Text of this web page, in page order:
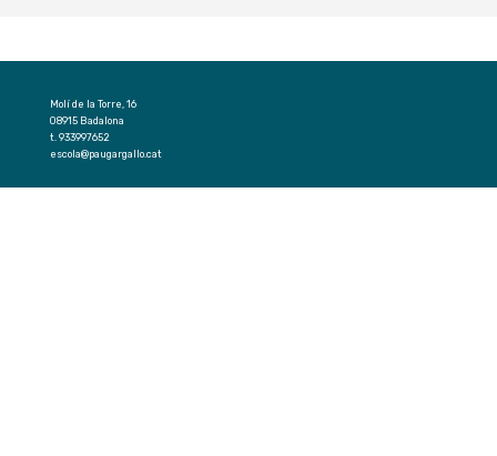
Molí de la Torre, 16
08915 Badalona
t. 933997652
escola@paugargallo.cat